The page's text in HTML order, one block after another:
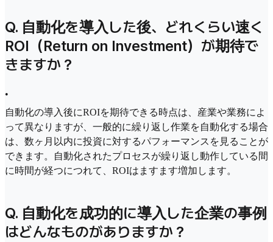
Q. 自動化を導入した後、どれくらい速く
ROI（Return on Investment）が期待で
きますか？
•
自動化の導入後にROIを期待できる時点は、産業や業務によ
って異なりますが、一般的に繰り返し作業を自動化する場合
は、数ヶ月以内に投資に対するパフォーマンスを見ることが
できます。自動化されたプロセスが繰り返し動作している間
に時間が経つにつれて、ROIはますます増加します。
Q. 自動化を成功的に導入した企業の事例
はどんなものがありますか？